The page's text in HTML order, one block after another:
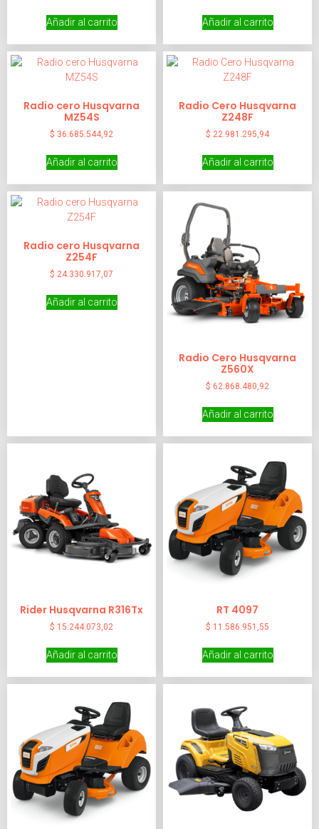
Añadir al carrito Añadir al carrito
Radio cero Husqvarna
MZ54S
$ 36.685.544,92
Añadir al carrito
Radio Cero Husqvarna
Z248F
$ 22.981.295,94
Añadir al carrito
Radio cero Husqvarna
Z254F
$ 24.330.917,07
Añadir al carrito
Radio Cero Husqvarna
Z560X
$ 62.868.480,92
Añadir al carrito
Rider Husqvarna R316Tx
$ 15.244.073,02
Añadir al carrito
RT 4097
$ 11.586.951,55
Añadir al carrito